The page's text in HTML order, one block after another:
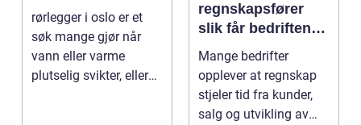
rørlegger i oslo er et
søk mange gjør når
vann eller varme
plutselig svikter, eller
regnskapsfører
slik får bedriften
mer ut av
regnskapet
Mange bedrifter
opplever at regnskap
stjeler tid fra kunder,
salg og utvikling av